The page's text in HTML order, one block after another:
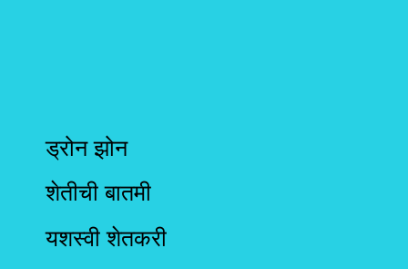
ड्रोन झोन
शेतीची बातमी
यशस्वी शेतकरी